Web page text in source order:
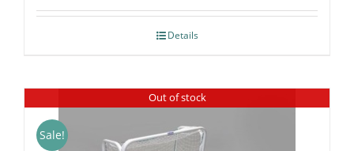
Details
Out of stock
Sale!